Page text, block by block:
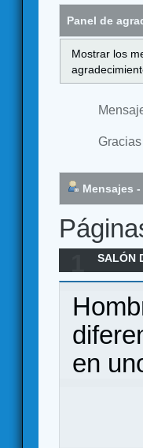
Panel de
Mostrar los
Mensajes
SALÓN
podrían
en